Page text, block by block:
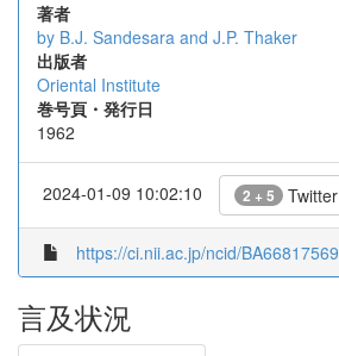
著者
by B.J. Sandesara and J.P. Thaker
出版者
Oriental Institute
巻号頁・発行日
1962
2024-01-09 10:02:10 2 + 5 Twitter
https://ci.nii.ac.jp/ncid/BA66817569
言及状況